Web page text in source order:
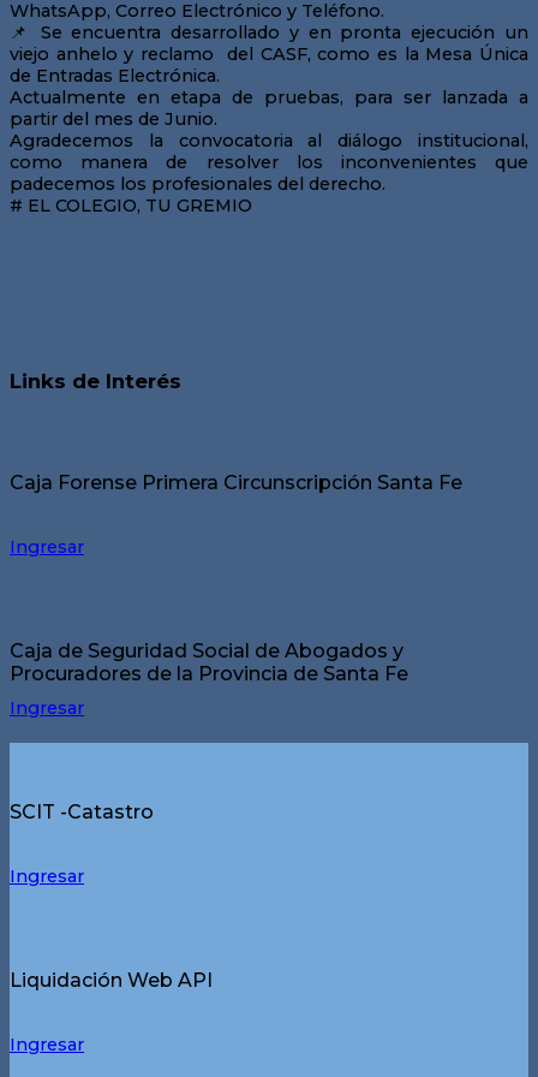
WhatsApp, Correo Electrónico y Teléfono.
📌 Se encuentra desarrollado y en pronta ejecución un
viejo anhelo y reclamo del CASF, como es la Mesa Única
de Entradas Electrónica.
Actualmente en etapa de pruebas, para ser lanzada a
partir del mes de Junio.
Agradecemos la convocatoria al diálogo institucional,
como manera de resolver los inconvenientes que
padecemos los profesionales del derecho.
# EL COLEGIO, TU GREMIO
Links de Interés
Caja Forense Primera Circunscripción Santa Fe
Ingresar
Caja de Seguridad Social de Abogados y
Procuradores de la Provincia de Santa Fe
Ingresar
SCIT -Catastro
Ingresar
Liquidación Web API
Ingresar